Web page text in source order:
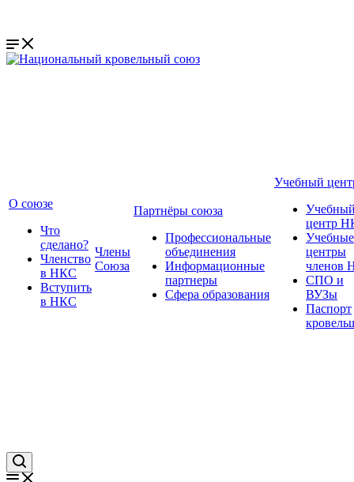
О союзе
Что
сделано?
Членство
в НКС
Вступить
в НКС
Члены
Союза
Партнёры союза
Профессиональные
объединения
Информационные
партнеры
Сфера образования
Учебный
центр
Учебные
центры
членов
СПО и
ВУЗы
Паспорт